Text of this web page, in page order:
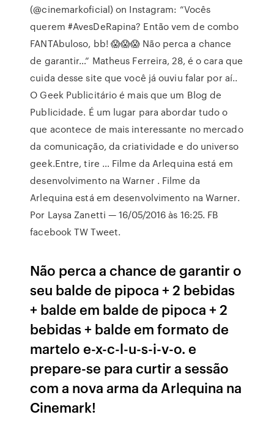
(@cinemarkoficial) on Instagram: “Vocês
querem #AvesDeRapina? Então vem de combo
FANTAbuloso, bb! 😱😱😱 Não perca a chance
de garantir…” Matheus Ferreira, 28, é o cara que
cuida desse site que você já ouviu falar por aí..
O Geek Publicitário é mais que um Blog de
Publicidade. É um lugar para abordar tudo o
que acontece de mais interessante no mercado
da comunicação, da criatividade e do universo
geek.Entre, tire … Filme da Arlequina está em
desenvolvimento na Warner . Filme da
Arlequina está em desenvolvimento na Warner.
Por Laysa Zanetti — 16/05/2016 às 16:25. FB
facebook TW Tweet.
Não perca a chance de garantir o
seu balde de pipoca + 2 bebidas
+ balde em balde de pipoca + 2
bebidas + balde em formato de
martelo e-x-c-l-u-s-i-v-o. e
prepare-se para curtir a sessão
com a nova arma da Arlequina na
Cinemark!